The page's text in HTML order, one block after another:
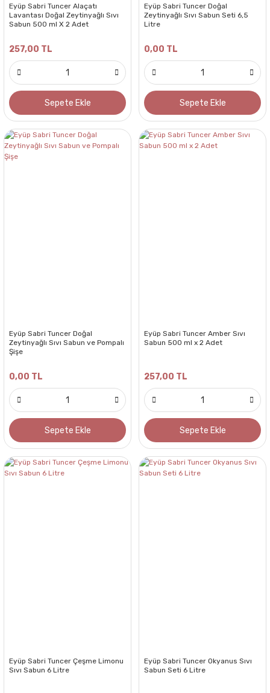
Eyüp Sabri Tuncer Alaçatı
Lavantası Doğal Zeytinyağlı Sıvı
Sabun 500 ml X 2 Adet
257,00 TL
Sepete Ekle
Eyüp Sabri Tuncer Doğal
Zeytinyağlı Sıvı Sabun Seti 6,5
Litre
0,00 TL
Sepete Ekle
Eyüp Sabri Tuncer Doğal
Zeytinyağlı Sıvı Sabun ve Pompalı
Şişe
0,00 TL
Sepete Ekle
Eyüp Sabri Tuncer Amber Sıvı
Sabun 500 ml x 2 Adet
257,00 TL
Sepete Ekle
Eyüp Sabri Tuncer Çeşme Limonu
Sıvı Sabun 6 Litre
Eyüp Sabri Tuncer Okyanus Sıvı
Sabun Seti 6 Litre